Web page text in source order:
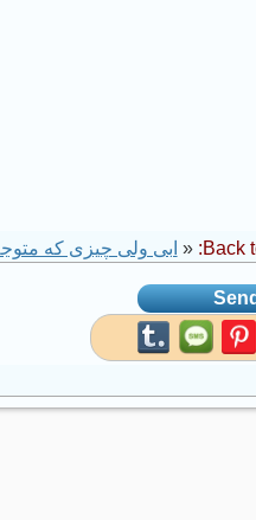
Back
« ابی ولی چیزی که